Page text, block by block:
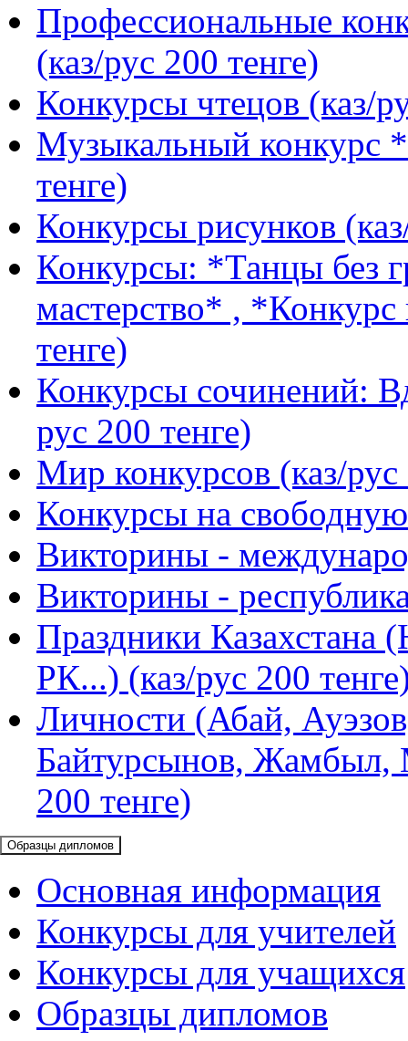
Профессиональные
(каз/рус 200 тенге)
Конкурсы чтецов (каз/
Музыкальный конкурс
тенге)
Конкурсы рисунков
Конкурсы: *Танцы без
мастерство* , *Конкурс
тенге)
Конкурсы сочинений:
рус 200 тенге)
Мир конкурсов (каз/рус
Конкурсы на
Викторины -
Викторины -
Праздники Казахстана
РК...) (каз/рус 200
Личности (Абай,
Байтурсынов, Жамбыл,
200 тенге)
Образцы дипломов
Основная информация
Конкурсы для учителей
Конкурсы для учащихся
Образцы дипломов